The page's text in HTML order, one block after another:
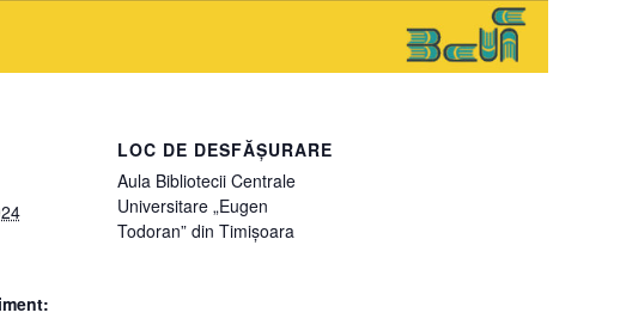
LOC DE DESFĂȘURARE
Aula Bibliotecii Centrale
Universitare „Eugen
Todoran” din Timișoara